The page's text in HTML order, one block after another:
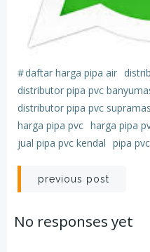
#daftar harga pipa air
distributor pipa pvc
distributor pipa pvc supramas
harga pipa pvc harga pipa
jual pipa pvc kendal pipa pvc
Post
navigation
previous post
No responses yet